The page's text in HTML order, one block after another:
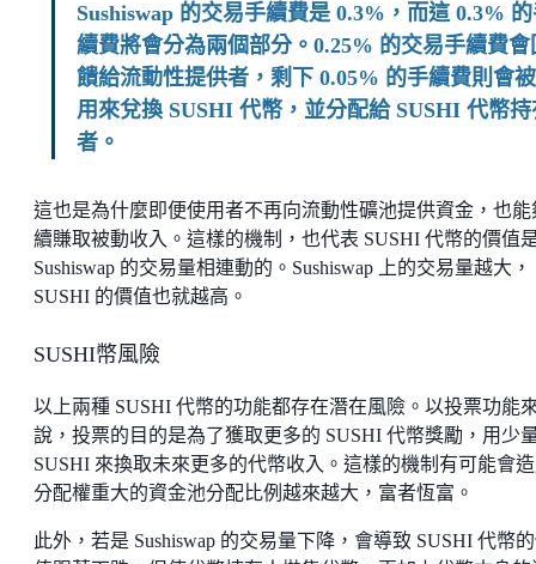
Sushiswap 的交易手續費是 0.3%，而這 0.3%
續費將會分為兩個部分。0.25% 的交易手續費會
饋給流動性提供者，剩下 0.05% 的手續費則會被
用來兌換 SUSHI 代幣，並分配給 SUSHI 代幣持
者。
這也是為什麼即便使用者不再向流動性礦池提供資金，也能
續賺取被動收入。這樣的機制，也代表 SUSHI 代幣的價值
Sushiswap 的交易量相連動的。Sushiswap 上的交易量越大，
SUSHI 的價值也就越高。
SUSHI幣風險
以上兩種 SUSHI 代幣的功能都存在潛在風險。以投票功能
說，投票的目的是為了獲取更多的 SUSHI 代幣獎勵，用少
SUSHI 來換取未來更多的代幣收入。這樣的機制有可能會
分配權重大的資金池分配比例越來越大，富者恆富。
此外，若是 Sushiswap 的交易量下降，會導致 SUSHI 代幣